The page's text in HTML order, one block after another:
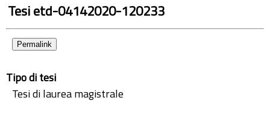
Tesi etd-04142020-120233
Permalink
Tipo di tesi
Tesi di laurea magistrale